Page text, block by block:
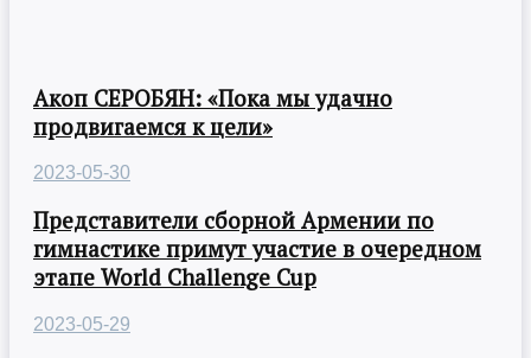
Акоп СЕРОБЯН: «Пока мы удачно
продвигаемся к цели»
2023-05-30
Представители сборной Армении по
гимнастике примут участие в очередном
этапе World Challenge Cup
2023-05-29